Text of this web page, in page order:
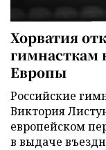
Хорватия
гимнасткам
Европы
Российские
Виктория
европейском
в выдаче